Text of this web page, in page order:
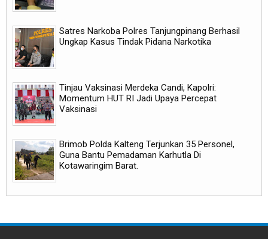
Satres Narkoba Polres Tanjungpinang Berhasil
Ungkap Kasus Tindak Pidana Narkotika
Tinjau Vaksinasi Merdeka Candi, Kapolri:
Momentum HUT RI Jadi Upaya Percepat
Vaksinasi
Brimob Polda Kalteng Terjunkan 35 Personel,
Guna Bantu Pemadaman Karhutla Di
Kotawaringim Barat.